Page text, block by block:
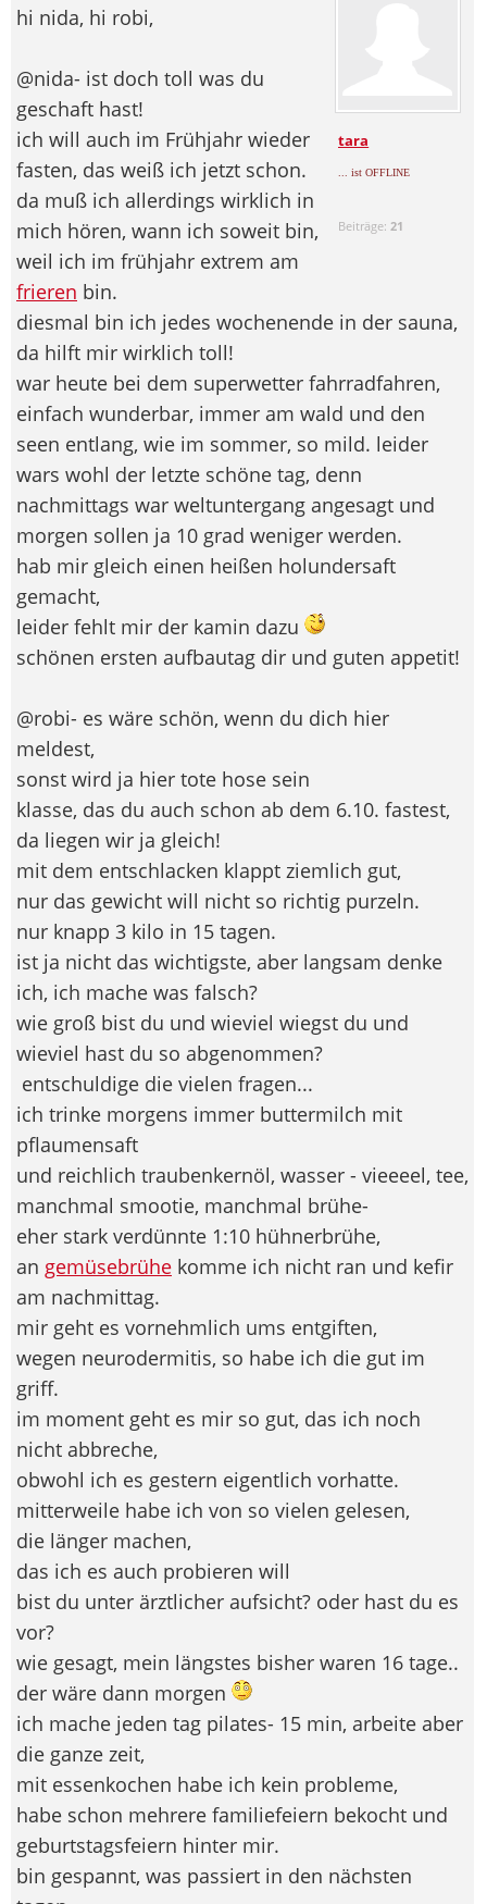
tara
... ist OFFLINE
Beiträge: 21
hi nida, hi robi,
@nida- ist doch toll was du
geschaft hast!
ich will auch im Frühjahr wieder
fasten, das weiß ich jetzt schon.
da muß ich allerdings wirklich in
mich hören, wann ich soweit bin,
weil ich im frühjahr extrem am
frieren bin.
diesmal bin ich jedes wochenende in der sauna,
da hilft mir wirklich toll!
war heute bei dem superwetter fahrradfahren,
einfach wunderbar, immer am wald und den
seen entlang, wie im sommer, so mild. leider
wars wohl der letzte schöne tag, denn
nachmittags war weltuntergang angesagt und
morgen sollen ja 10 grad weniger werden.
hab mir gleich einen heißen holundersaft
gemacht,
leider fehlt mir der kamin dazu
schönen ersten aufbautag dir und guten appetit!
@robi- es wäre schön, wenn du dich hier
meldest,
sonst wird ja hier tote hose sein
klasse, das du auch schon ab dem 6.10. fastest,
da liegen wir ja gleich!
mit dem entschlacken klappt ziemlich gut,
nur das gewicht will nicht so richtig purzeln.
nur knapp 3 kilo in 15 tagen.
ist ja nicht das wichtigste, aber langsam denke
ich, ich mache was falsch?
wie groß bist du und wieviel wiegst du und
wieviel hast du so abgenommen?
entschuldige die vielen fragen...
ich trinke morgens immer buttermilch mit
pflaumensaft
und reichlich traubenkernöl, wasser - vieeeel, tee,
manchmal smootie, manchmal brühe-
eher stark verdünnte 1:10 hühnerbrühe,
an gemüsebrühe komme ich nicht ran und kefir
am nachmittag.
mir geht es vornehmlich ums entgiften,
wegen neurodermitis, so habe ich die gut im
griff.
im moment geht es mir so gut, das ich noch
nicht abbreche,
obwohl ich es gestern eigentlich vorhatte.
mitterweile habe ich von so vielen gelesen,
die länger machen,
das ich es auch probieren will
bist du unter ärztlicher aufsicht? oder hast du es
vor?
wie gesagt, mein längstes bisher waren 16 tage..
der wäre dann morgen
ich mache jeden tag pilates- 15 min, arbeite aber
die ganze zeit,
mit essenkochen habe ich kein probleme,
habe schon mehrere familiefeiern bekocht und
geburtstagsfeiern hinter mir.
bin gespannt, was passiert in den nächsten